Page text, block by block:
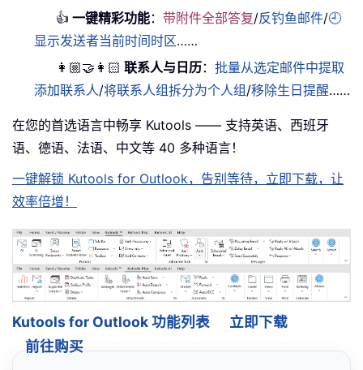
👍 一键精彩功能：带附件全部答复/反钓鱼邮件/🕘
显示发送者当前时间时区……
👩🏼‍🤝‍👩🏻 联系人与日历：批量从选定邮件中提取
添加联系人/将联系人组拆分为个人组/移除生日提醒……
在您的首选语言中畅享 Kutools —— 支持英语、西班牙
语、德语、法语、中文等 40 多种语言！
一键解锁 Kutools for Outlook，告别等待，立即下载，让
效率倍增！
Kutools for Outlook 功能列表
立即下载
前往购买